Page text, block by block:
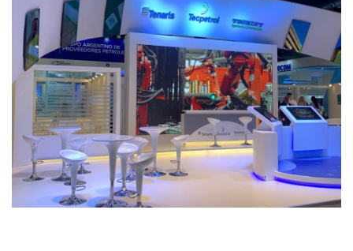
Tecpetrol